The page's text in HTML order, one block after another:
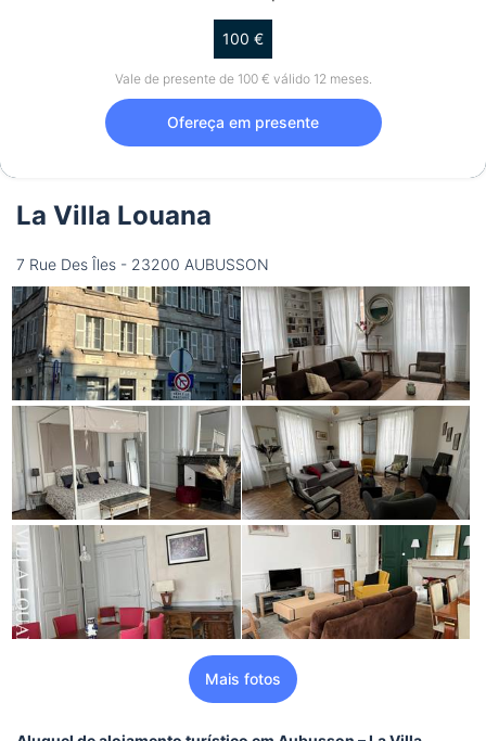
100 €
Vale de presente de 100 € válido 12 meses.
Ofereça em presente
La Villa Louana
7 Rue Des Îles - 23200 AUBUSSON
Mais fotos